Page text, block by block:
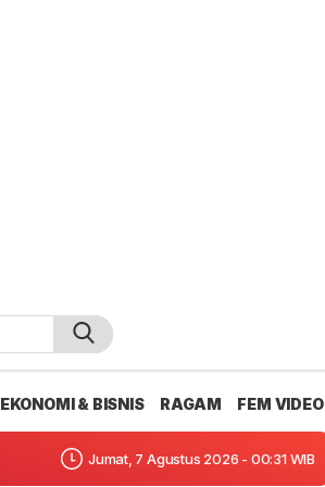
EKONOMI & BISNIS RAGAM FEM VIDEO
Jumat, 7 Agustus 2026 - 00:31 WIB